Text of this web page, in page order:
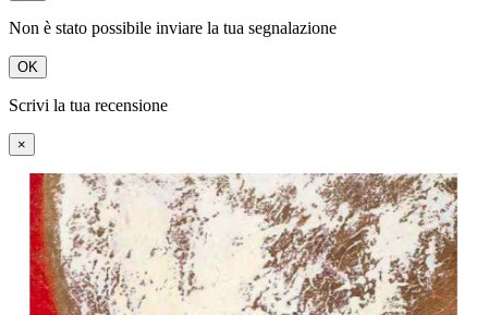
Non è stato possibile inviare la tua segnalazione
OK
Scrivi la tua recensione
×